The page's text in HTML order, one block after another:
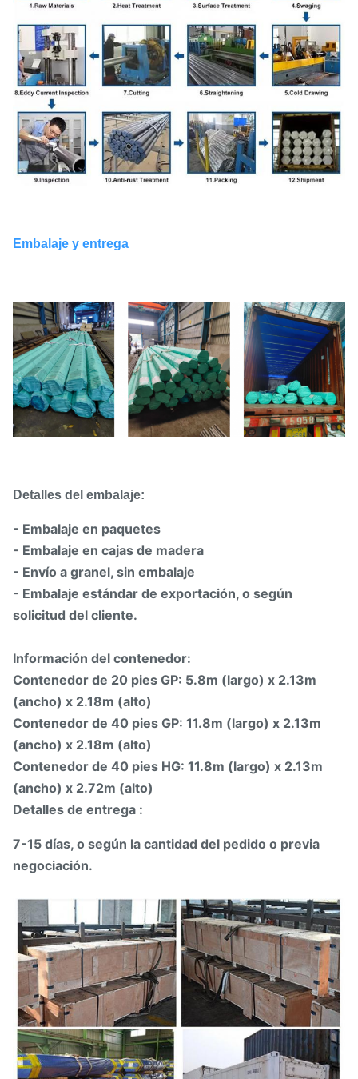
Embalaje y entrega
Detalles del embalaje:
- Embalaje en paquetes
- Embalaje en cajas de madera
- Envío a granel, sin embalaje
- Embalaje estándar de exportación, o según
solicitud del cliente.
Información del contenedor:
Contenedor de 20 pies GP: 5.8m (largo) x 2.13m
(ancho) x 2.18m (alto)
Contenedor de 40 pies GP: 11.8m (largo) x 2.13m
(ancho) x 2.18m (alto)
Contenedor de 40 pies HG: 11.8m (largo) x 2.13m
(ancho) x 2.72m (alto)
Detalles de entrega :
7-15 días, o según la cantidad del pedido o previa
negociación.